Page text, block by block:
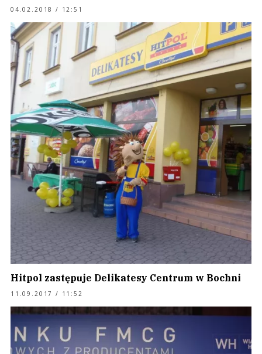
04.02.2018 / 12:51
Hitpol zastępuje Delikatesy Centrum w Bochni
11.09.2017 / 11:52